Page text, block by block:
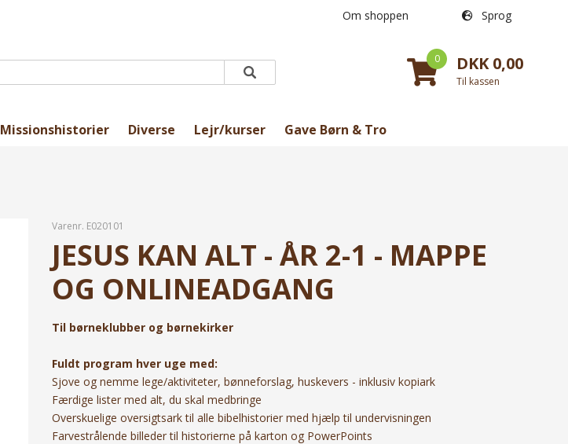
Om shoppen Sprog
0 DKK 0,00
Til kassen
Missionshistorier Diverse Lejr/kurser Gave Børn & Tro
Varenr. E020101
JESUS KAN ALT - ÅR 2-1 - MAPPE
OG ONLINEADGANG
Til børneklubber og børnekirker
Fuldt program hver uge med:
Sjove og nemme lege/aktiviteter, bønneforslag, huskevers - inklusiv kopiark
Færdige lister med alt, du skal medbringe
Overskuelige oversigtsark til alle bibelhistorier med hjælp til undervisningen
Farvestrålende billeder til historierne på karton og PowerPoints